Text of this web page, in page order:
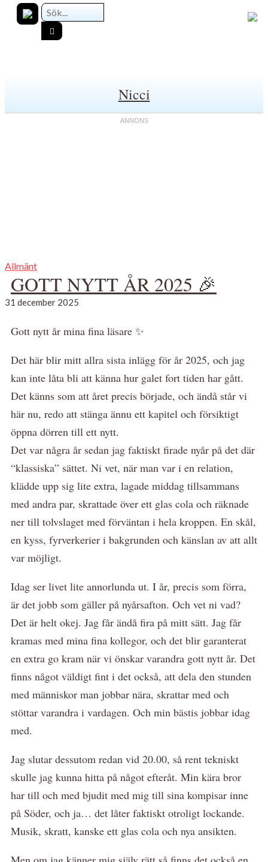
Nicci
Allmänt
GOTT NYTT ÅR 2025 🎉
31 december 2025
Gott nytt år mina fina läsare ✨
Det här blir mitt allra sista inlägg för år 2025, och jag
kan inte låta bli att känna hur galet fort tiden har gått.
Det känns som att året precis började, och ändå står vi
här nu, redo att stänga ännu ett kapitel och försiktigt
öppna dörren till ett nytt.
Det var några år sedan jag faktiskt firade nyår på det där
“klassiska” sättet. Ni vet, när man var i en relation,
klädde upp sig lite extra, lagade middag tillsammans
med andra par, skrattade över ett glas cola och räknade
ner till tolvslaget med förväntan i hela kroppen. En skål,
en kyss, fyrverkerier i bakgrunden och känslan av att allt
var möjligt.
Idag ser livet lite annorlunda ut. I år, precis som förra,
är det jobb som gäller på nyårsafton. Och vet ni vad?
Det är helt okej. Jag får ändå fira på mitt sätt. Jag får
kramas med mina fina kollegor, och det blir garanterat
en extra go kram när vi önskar varandra gott nytt år. Det
finns något väldigt fint i det också, att dela den stunden
med människor man jobbar nära, skrattar med och
stöttar varandra i vardagen. Och min bästis jobbar idag
med.
Jag slutar dessutom redan vid 20.00, så rent tekniskt
skulle jag kunna hitta på något efteråt. Min kära bror
har till och med bjudit med mig till sina kompisar inne
på Söder, och ja… det låter faktiskt otroligt lockande.
Musik, skratt, kanske ett glas cola och nya ansikten.